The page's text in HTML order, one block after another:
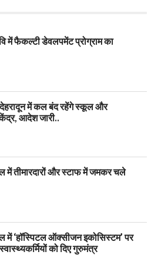
में फैकल्टी डेवलपमेंट प्रोग्राम का
में कल बंद रहेंगे स्कूल और
आदेश जारी..
में तीमारदारों और स्टाफ में जमकर चले
में ‘हॉस्पिटल ऑक्सीजन इकोसिस्टम’ पर
को दिए गुरुमंत्र